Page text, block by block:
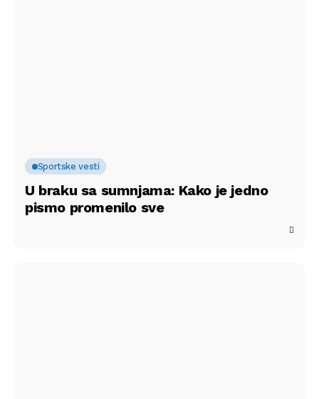
Sportske vesti
U braku sa sumnjama: Kako je jedno
pismo promenilo sve